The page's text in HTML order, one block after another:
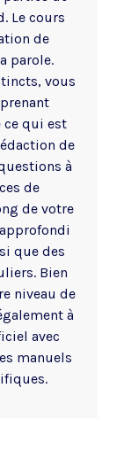
Le cours
de
parole.
vous
ce qui est
de
à
de
de votre
que des
Bien
niveau de
à
avec
manuels